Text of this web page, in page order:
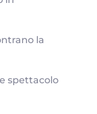
la
spettacolo